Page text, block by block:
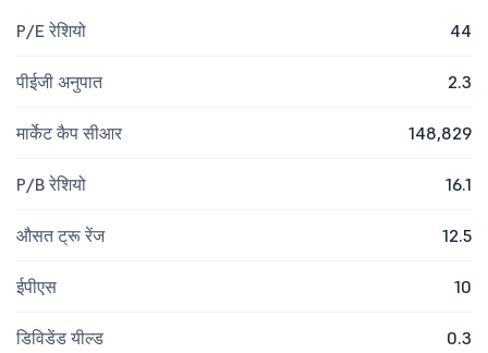
P/E रेशियो 44
पीईजी अनुपात 2.3
मार्केट कैप सीआर 148,829
P/B रेशियो 16.1
औसत ट्रू रेंज 12.5
ईपीएस 10
डिविडेंड यील्ड 0.3